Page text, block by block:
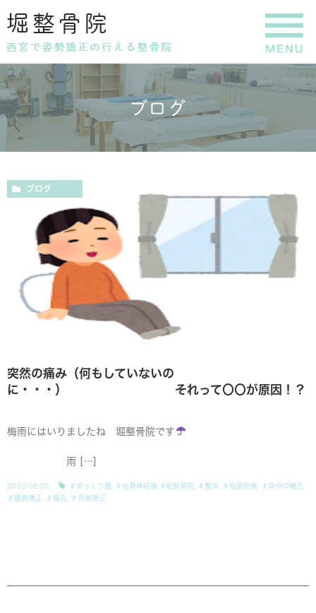
ブログ
ブログ
突然の痛み（何もしていないの
に・・・） それって〇〇が原因！？
梅雨にはいりましたね 堀整骨院です
雨 […]
2023.06.05 ＃ぎっくり腰 ＃坐骨神経痛 #堀整骨院 ＃整体 ＃股関節痛 ＃背中の矯正
＃腰痛矯正
＃鍼灸 ＃骨盤矯正